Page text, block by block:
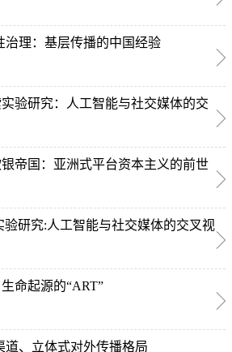
治理：基层传播的中国经验
验研究：人工智能与社交媒体的交
帝国：亚洲式平台资本主义的前世
验研究:人工智能与社交媒体的交叉视
命起源的“ART”
道、立体式对外传播格局